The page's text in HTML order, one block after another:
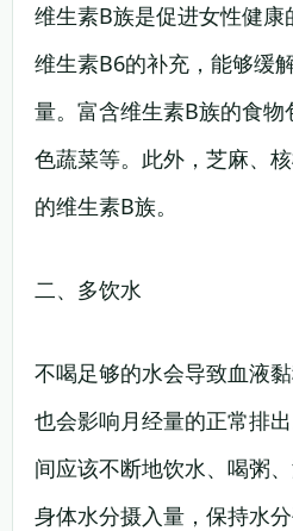
维生素B族是促进女性健
维生素B6的补充，能够缓
量。富含维生素B族的食
色蔬菜等。此外，芝麻、
的维生素B族。
二、多饮水
不喝足够的水会导致血液
也会影响月经量的正常排
间应该不断地饮水、喝粥
身体水分摄入量，保持水分